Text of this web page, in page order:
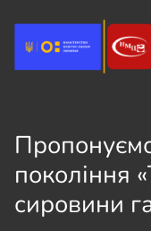
вмісту
покоління
сировини